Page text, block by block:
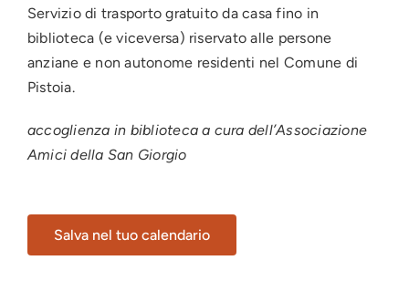
Servizio di trasporto gratuito da casa fino in
biblioteca (e viceversa) riservato alle persone
anziane e non autonome residenti nel Comune di
Pistoia.
accoglienza in biblioteca a cura dell’Associazione
Amici della San Giorgio
Salva nel tuo calendario